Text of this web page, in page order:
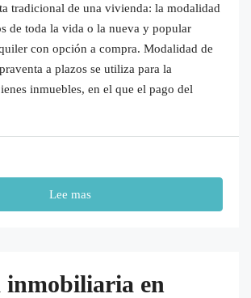
tradicional de una vivienda: la modalidad
de toda la vida o la nueva y popular
con opción a compra. Modalidad de
a plazos se utiliza para la
inmuebles, en el que el pago del
Lee mas
inmobiliaria en